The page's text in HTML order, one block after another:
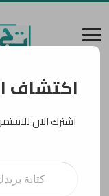
اكتشاف
اشترك الآن